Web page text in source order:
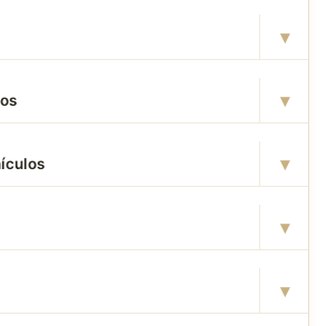
▾
▾
▾
▾
▾